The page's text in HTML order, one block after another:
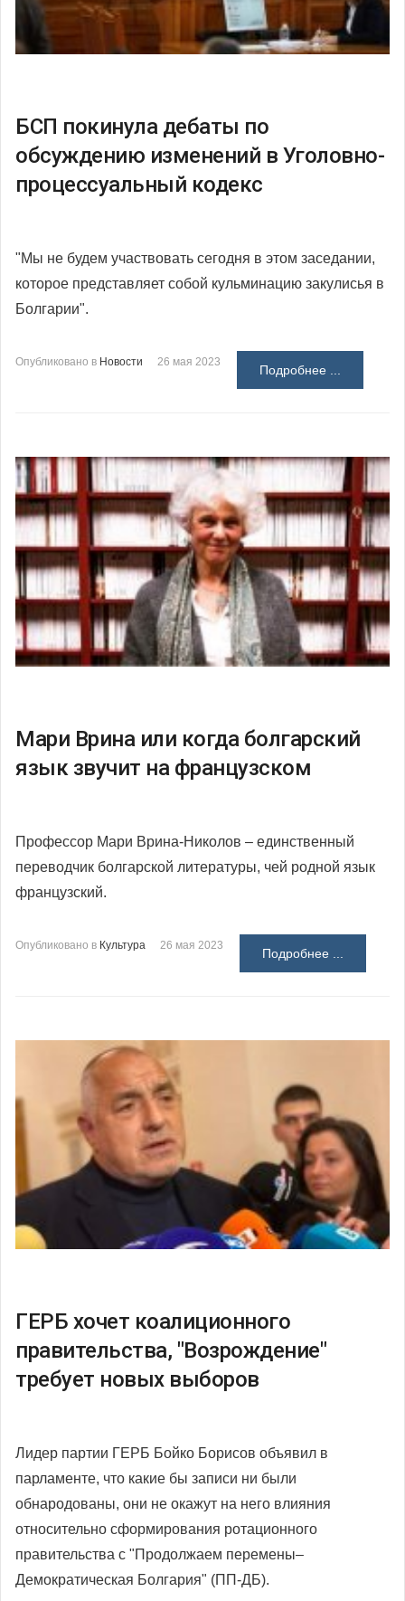
БСП покинула дебаты по
обсуждению изменений в Уголовно-
процессуальный кодекс
"Мы не будем участвовать сегодня в этом заседании,
которое представляет собой кульминацию закулисья в
Болгарии".
Опубликовано в Новости 26 мая 2023
Подробнее ...
Мари Врина или когда болгарский
язык звучит на французском
Профессор Мари Врина-Николов – единственный
переводчик болгарской литературы, чей родной язык
французский.
Опубликовано в Культура 26 мая 2023
Подробнее ...
ГЕРБ хочет коалиционного
правительства, "Возрождение"
требует новых выборов
Лидер партии ГЕРБ Бойко Борисов объявил в
парламенте, что какие бы записи ни были
обнародованы, они не окажут на него влияния
относительно сформирования ротационного
правительства с "Продолжаем перемены–
Демократическая Болгария" (ПП-ДБ).